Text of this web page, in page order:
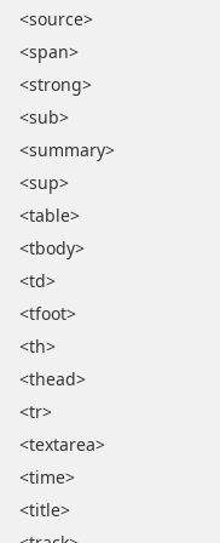
<source>
<span>
<strong>
<sub>
<summary>
<sup>
<table>
<tbody>
<td>
<tfoot>
<th>
<thead>
<tr>
<textarea>
<time>
<title>